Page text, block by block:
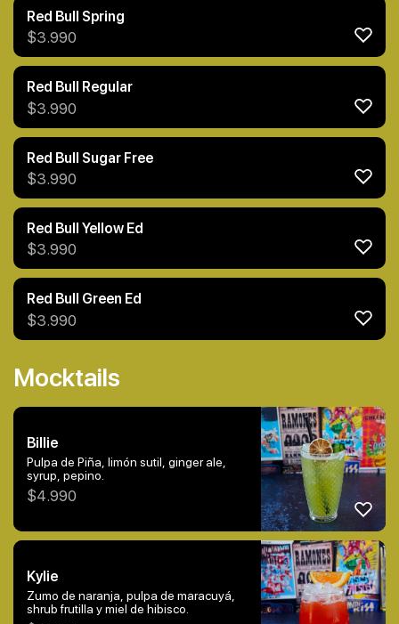
Red Bull Spring
$3.990
Red Bull Regular
$3.990
Red Bull Sugar Free
$3.990
Red Bull Yellow Ed
$3.990
Red Bull Green Ed
$3.990
Mocktails
Billie
Pulpa de Piña, limón sutil, ginger ale,
syrup, pepino.
$4.990
Kylie
Zumo de naranja, pulpa de maracuyá,
shrub frutilla y miel de hibisco.